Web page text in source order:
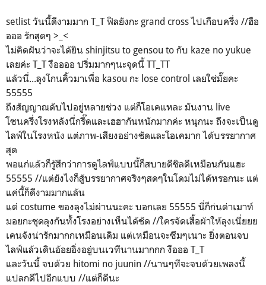
setlist วันนี้ดีงามมาก T_T ฟิลยังกะ grand cross ไปเกือบครึ่ง //ฮือ
อออ รักสุดๆ >_<
ไม่คิดฝันว่าจะได้ยิน shinjitsu to gensou to กับ kaze no yukue
เลยค่ะ T_T งืออออ ปริ่มมากๆนะจุดนี้ TT_TT
แล้วนี่...ลุงโกนคิ้วมาเพื่อ kasou กะ lose control เลยใช่มั๊ยคะ
55555
ถึงสัญญาณดับไปอยู่หลายช่วง แต่ก็โอเคแหละ มันงาน live
โซนครึ่งโรงหลังนี่กรี๊ดและเฮฮากันหนักมากค่ะ หนุกนะ ถึงจะเป็นดู
ไลฟ์ในโรงหนัง แต่ภาพ-เสียงอย่างชัดและโอเคมาก ได้บรรยากาศ
สุด
พอแก่แล้วก็รู้สึกว่าการดูไลฟ์แบบนี้ก็สบายดีชิลดีเหมือนกันแฮะ
55555 //แต่ยังไงก็สู้บรรยากาศจริงๆสดๆในโดมไม่ได้หรอกนะ แต่
แค่นี้ก็ดีงามมากแล้น
แต่ costume ของลุงไม่ผ่านนะคะ บอกเลย 55555 นี่ก็ก่นด่าเมาท์
มอยกะชุดลุงกันทั้งโรงอย่างเห็นได้ชัด //ใครจัดเสื้อผ้าให้ลุงเนี่ยยย
เคนจังน่ารักมากกเหมือนเดิม แต่เหมือนจะซึมๆเนาะ ยิ่งตอนจบ
ไลฟ์แล้วเดินอ้อยอิ่งอยู่บนเวทีนานมากกก งือออ T_T
และวันนี้ จบด้วย hitomi no juunin //นานๆทีจะจบด้วยเพลงนี้
แปลกดีไปอีกแบบ //แต่ก็ดีนะ